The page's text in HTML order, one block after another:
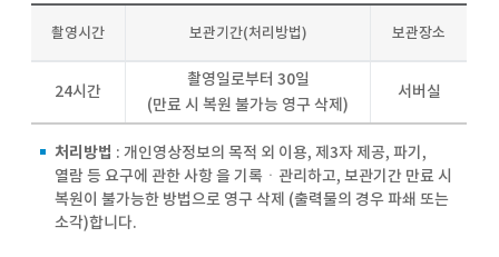
촬영시간 보관기간(처리방법) 보관장소
24시간
촬영일로부터 30일
(만료 시 복원 불가능 영구 삭제)
서버실
처리방법 : 개인영상정보의 목적 외 이용, 제3자 제공, 파기,
열람 등 요구에 관한 사항 을 기록ㆍ관리하고, 보관기간 만료 시
복원이 불가능한 방법으로 영구 삭제 (출력물의 경우 파쇄 또는
소각)합니다.